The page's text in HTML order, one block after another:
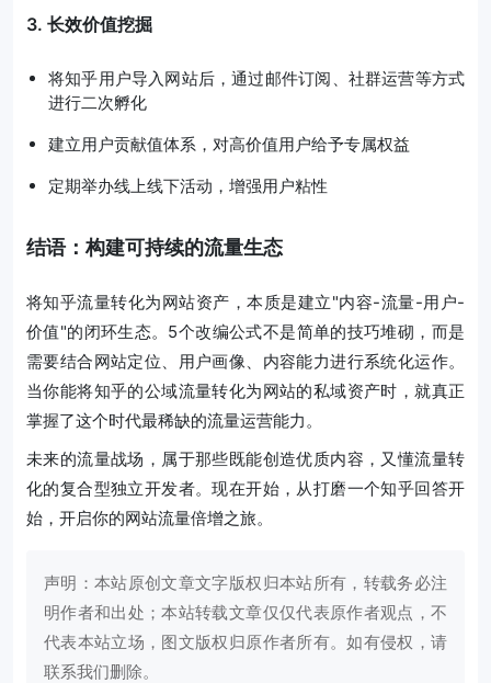
3. 长效价值挖掘
将知乎用户导入网站后，通过邮件订阅、社群运营等方式
进行二次孵化
建立用户贡献值体系，对高价值用户给予专属权益
定期举办线上线下活动，增强用户粘性
结语：构建可持续的流量生态
将知乎流量转化为网站资产，本质是建立"内容-流量-用户-
价值"的闭环生态。5个改编公式不是简单的技巧堆砌，而是
需要结合网站定位、用户画像、内容能力进行系统化运作。
当你能将知乎的公域流量转化为网站的私域资产时，就真正
掌握了这个时代最稀缺的流量运营能力。
未来的流量战场，属于那些既能创造优质内容，又懂流量转
化的复合型独立开发者。现在开始，从打磨一个知乎回答开
始，开启你的网站流量倍增之旅。
声明：本站原创文章文字版权归本站所有，转载务必注
明作者和出处；本站转载文章仅仅代表原作者观点，不
代表本站立场，图文版权归原作者所有。如有侵权，请
联系我们删除。